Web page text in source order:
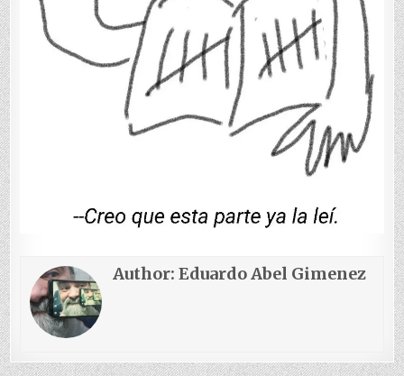
Author:Eduardo Abel Gimenez